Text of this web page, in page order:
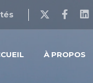
À PROPOS